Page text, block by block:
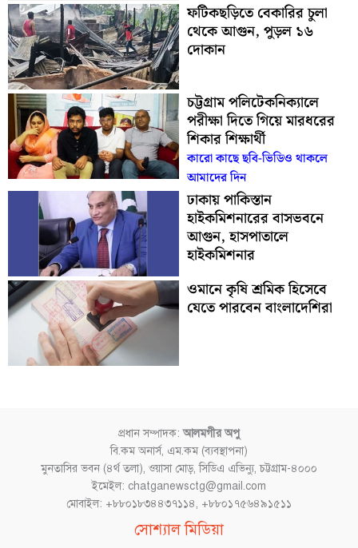
ফটিকছড়িতে বেকারির চুলা
থেকে আগুন, পুড়ল ১৬
দোকান
চট্টগ্রাম পলিটেকনিক্যালে
পরীক্ষা দিতে গিয়ে মারধরের
শিকার শিক্ষার্থী
কারো কাছে ছবি-ভিডিও থাকলে
আমাদের দিন
ঢাকায় পাকিস্তান
হাইকমিশনারের বাসভবনে
আগুন, হাসপাতালে
হাইকমিশনার
ওমানে কৃষি শ্রমিক হিসেবে
যেতে পারবেন বাংলাদেশিরা
প্রধান সম্পাদক:আলমগীর অপু
বি.কম অনার্স, এম.কম (ব্যবস্থাপনা)
মুনতাসির ভবন (৪র্থ তলা), ওয়াসা মোড়, সিডিএ এভিন্যু, চট্টগ্রাম-৪০০০
ইমেইল: chatganewsctg@gmail.com
মোবাইল: +৮৮০১৮৩৪৪৩৭১১৪, +৮৮০১৭৫৬৪৯১৫১১
সোশ্যাল মিডিয়া
Facebook
YouTube
Instagram
TikTok